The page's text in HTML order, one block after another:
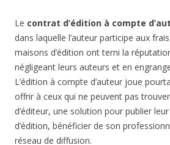
Le contrat d’édition à compte
dans laquelle l’auteur participe aux
maisons d’édition ont terni la
négligeant leurs auteurs et en
L’édition à compte d’auteur joue
offrir à ceux qui ne peuvent pas
d’éditeur, une solution pour publier
d’édition, bénéficier de son
réseau de diffusion.